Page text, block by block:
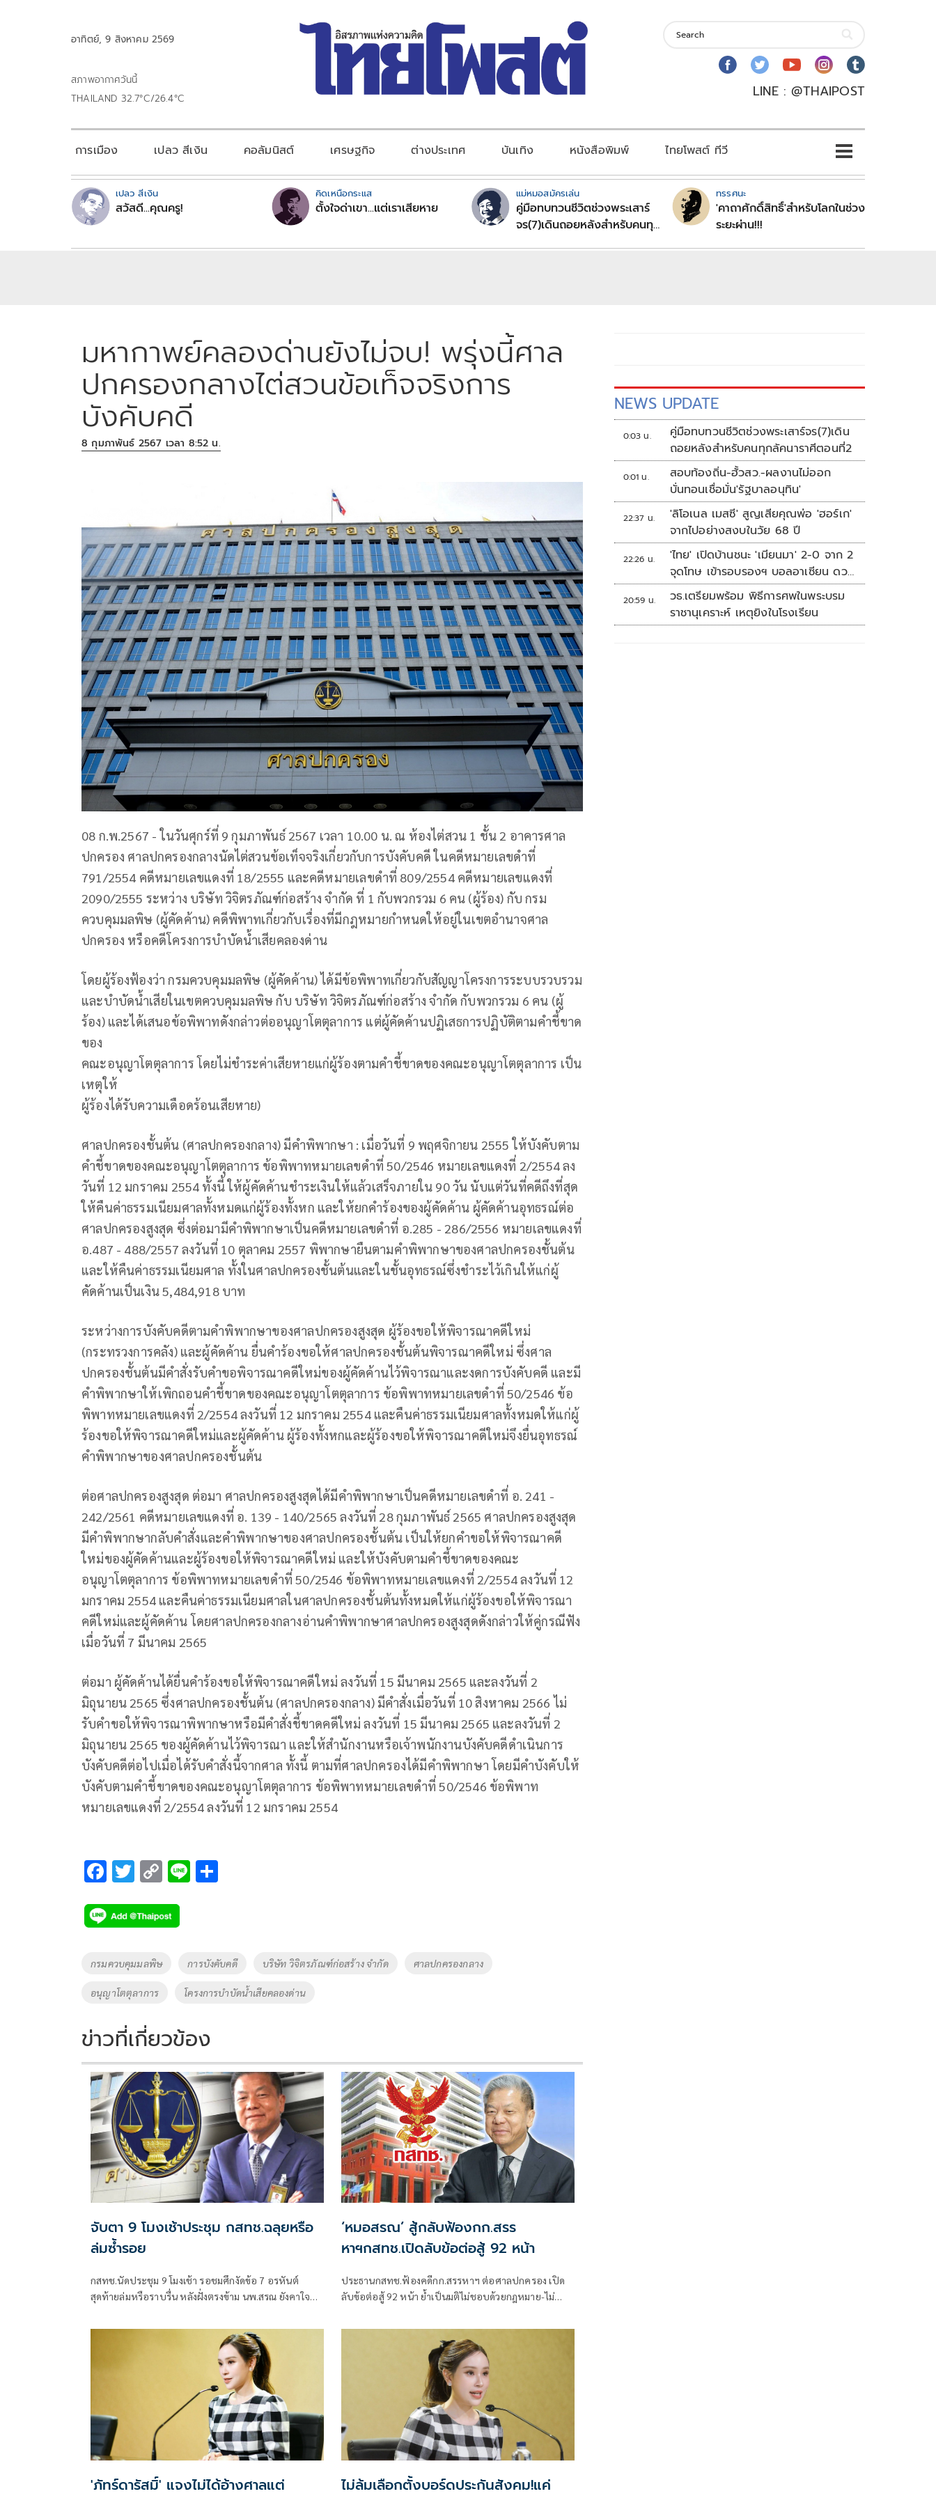
อาทิตย์, 9 สิงหาคม 2569
สภาพอากาศวันนี้
THAILAND 32.7°C/26.4°C
LINE : @THAIPOST
การเมือง เปลว สีเงิน คอลัมนิสต์ เศรษฐกิจ ต่างประเทศ บันเทิง หนังสือพิมพ์ ไทยโพสต์ ทีวี
เปลว สีเงิน
สวัสดี...คุณครู!
คิดเหนือกระแส
ตั้งใจด่าเขา...แต่เราเสียหาย
แม่หมอสมัครเล่น
คู่มือทบทวนชีวิตช่วงพระเสาร์
จร(7)เดินถอยหลังสำหรับคนทุก
ทรรศนะ
'คาถาศักดิ์สิทธิ์'สำหรับโลกในช่วง
ระยะผ่าน!!!
มหากาพย์คลองด่านยังไม่จบ! พรุ่งนี้ศาล
ปกครองกลางไต่สวนข้อเท็จจริงการ
บังคับคดี
8 กุมภาพันธ์ 2567 เวลา 8:52 น.
08 ก.พ.2567 - ในวันศุกร์ที่ 9 กุมภาพันธ์ 2567 เวลา 10.00 น. ณ ห้องไต่สวน 1 ชั้น 2 อาคารศาล
ปกครอง ศาลปกครองกลางนัดไต่สวนข้อเท็จจริงเกี่ยวกับการบังคับคดี ในคดีหมายเลขดำที่
791/2554 คดีหมายเลขแดงที่ 18/2555 และคดีหมายเลขดำที่ 809/2554 คดีหมายเลขแดงที่
2090/2555 ระหว่าง บริษัท วิจิตรภัณฑ์ก่อสร้าง จำกัด ที่ 1 กับพวกรวม 6 คน (ผู้ร้อง) กับ กรม
ควบคุมมลพิษ (ผู้คัดค้าน) คดีพิพาทเกี่ยวกับเรื่องที่มีกฎหมายกำหนดให้อยู่ในเขตอำนาจศาล
ปกครอง หรือคดีโครงการบำบัดน้ำเสียคลองด่าน
โดยผู้ร้องฟ้องว่า กรมควบคุมมลพิษ (ผู้คัดค้าน) ได้มีข้อพิพาทเกี่ยวกับสัญญาโครงการระบบรวบรวม
และบำบัดน้ำเสียในเขตควบคุมมลพิษ กับ บริษัท วิจิตรภัณฑ์ก่อสร้าง จำกัด กับพวกรวม 6 คน (ผู้
ร้อง) และได้เสนอข้อพิพาทดังกล่าวต่ออนุญาโตตุลาการ แต่ผู้คัดค้านปฏิเสธการปฏิบัติตามคำชี้ขาด
ของ
คณะอนุญาโตตุลาการ โดยไม่ชำระค่าเสียหายแก่ผู้ร้องตามคำชี้ขาดของคณะอนุญาโตตุลาการ เป็น
เหตุให้
ผู้ร้องได้รับความเดือดร้อนเสียหาย)
ศาลปกครองชั้นต้น (ศาลปกครองกลาง) มีคำพิพากษา : เมื่อวันที่ 9 พฤศจิกายน 2555 ให้บังคับตาม
คำชี้ขาดของคณะอนุญาโตตุลาการ ข้อพิพาทหมายเลขดำที่ 50/2546 หมายเลขแดงที่ 2/2554 ลง
วันที่ 12 มกราคม 2554 ทั้งนี้ ให้ผู้คัดค้านชำระเงินให้แล้วเสร็จภายใน 90 วัน นับแต่วันที่คดีถึงที่สุด
ให้คืนค่าธรรมเนียมศาลทั้งหมดแก่ผู้ร้องทั้งหก และให้ยกคำร้องของผู้คัดค้าน ผู้คัดค้านอุทธรณ์ต่อ
ศาลปกครองสูงสุด ซึ่งต่อมามีคำพิพากษาเป็นคดีหมายเลขดำที่ อ.285 - 286/2556 หมายเลขแดงที่
อ.487 - 488/2557 ลงวันที่ 10 ตุลาคม 2557 พิพากษายืนตามคำพิพากษาของศาลปกครองชั้นต้น
และให้คืนค่าธรรมเนียมศาล ทั้งในศาลปกครองชั้นต้นและในชั้นอุทธรณ์ซึ่งชำระไว้เกินให้แก่ผู้
คัดค้านเป็นเงิน 5,484,918 บาท
ระหว่างการบังคับคดีตามคำพิพากษาของศาลปกครองสูงสุด ผู้ร้องขอให้พิจารณาคดีใหม่
(กระทรวงการคลัง) และผู้คัดค้าน ยื่นคำร้องขอให้ศาลปกครองชั้นต้นพิจารณาคดีใหม่ ซึ่งศาล
ปกครองชั้นต้นมีคำสั่งรับคำขอพิจารณาคดีใหม่ของผู้คัดค้านไว้พิจารณาและงดการบังคับคดี และมี
คำพิพากษาให้เพิกถอนคำชี้ขาดของคณะอนุญาโตตุลาการ ข้อพิพาทหมายเลขดำที่ 50/2546 ข้อ
พิพาทหมายเลขแดงที่ 2/2554 ลงวันที่ 12 มกราคม 2554 และคืนค่าธรรมเนียมศาลทั้งหมดให้แก่ผู้
ร้องขอให้พิจารณาคดีใหม่และผู้คัดค้าน ผู้ร้องทั้งหกและผู้ร้องขอให้พิจารณาคดีใหม่จึงยื่นอุทธรณ์
คำพิพากษาของศาลปกครองชั้นต้น
ต่อศาลปกครองสูงสุด ต่อมา ศาลปกครองสูงสุดได้มีคำพิพากษาเป็นคดีหมายเลขดำที่ อ. 241 -
242/2561 คดีหมายเลขแดงที่ อ. 139 - 140/2565 ลงวันที่ 28 กุมภาพันธ์ 2565 ศาลปกครองสูงสุด
มีคำพิพากษากลับคำสั่งและคำพิพากษาของศาลปกครองชั้นต้น เป็นให้ยกคำขอให้พิจารณาคดี
ใหม่ของผู้คัดค้านและผู้ร้องขอให้พิจารณาคดีใหม่ และให้บังคับตามคำชี้ขาดของคณะ
อนุญาโตตุลาการ ข้อพิพาทหมายเลขดำที่ 50/2546 ข้อพิพาทหมายเลขแดงที่ 2/2554 ลงวันที่ 12
มกราคม 2554 และคืนค่าธรรมเนียมศาลในศาลปกครองชั้นต้นทั้งหมดให้แก่ผู้ร้องขอให้พิจารณา
คดีใหม่และผู้คัดค้าน โดยศาลปกครองกลางอ่านคำพิพากษาศาลปกครองสูงสุดดังกล่าวให้คู่กรณีฟัง
เมื่อวันที่ 7 มีนาคม 2565
ต่อมา ผู้คัดค้านได้ยื่นคำร้องขอให้พิจารณาคดีใหม่ ลงวันที่ 15 มีนาคม 2565 และลงวันที่ 2
มิถุนายน 2565 ซึ่งศาลปกครองชั้นต้น (ศาลปกครองกลาง) มีคำสั่งเมื่อวันที่ 10 สิงหาคม 2566 ไม่
รับคำขอให้พิจารณาพิพากษาหรือมีคำสั่งชี้ขาดคดีใหม่ ลงวันที่ 15 มีนาคม 2565 และลงวันที่ 2
มิถุนายน 2565 ของผู้คัดค้านไว้พิจารณา และให้สำนักงานหรือเจ้าพนักงานบังคับคดีดำเนินการ
บังคับคดีต่อไปเมื่อได้รับคำสั่งนี้จากศาล ทั้งนี้ ตามที่ศาลปกครองได้มีคำพิพากษา โดยมีคำบังคับให้
บังคับตามคำชี้ขาดของคณะอนุญาโตตุลาการ ข้อพิพาทหมายเลขดำที่ 50/2546 ข้อพิพาท
หมายเลขแดงที่ 2/2554 ลงวันที่ 12 มกราคม 2554
F
e
b
o
o
k
T
tt
er
C
p
y
Li
Li
Tags
กรมควบคุมมลพิษ การบังคับคดี บริษัท วิจิตรภัณฑ์ก่อสร้าง จำกัด ศาลปกครองกลาง
อนุญาโตตุลาการ โครงการบำบัดน้ำเสียคลองด่าน
ข่าวที่เกี่ยวข้อง
จับตา 9 โมงเช้าประชุม กสทช.ฉลุยหรือ
ล่มซ้ำรอย
กสทช.นัดประชุม 9 โมงเช้า รอชมศึกงัดข้อ 7 อรหันต์
สุดท้ายล่มหรือราบรื่น หลังฝั่งตรงข้าม นพ.สรณ ยังคาใจ
‘หมอสรณ’ สู้กลับฟ้องกก.สรร
หาฯกสทช.เปิดลับข้อต่อสู้ 92 หน้า
ประธานกสทช.ฟ้องคดีกก.สรรหาฯ ต่อศาลปกครอง เปิด
ลับข้อต่อสู้ 92 หน้า ย้ำเป็นมติไม่ชอบด้วยกฎหมาย-ไม่
นำชื่อขึ้นทูลเกล้าฯ
'ภัทร์ดารัสมิ์' แจงไม่ได้อ้างศาลแต่
ไม่ล้มเลือกตั้งบอร์ดประกันสังคม!แค่
NEWS UPDATE
0:03 น.
คู่มือทบทวนชีวิตช่วงพระเสาร์จร(7)เดิน
ถอยหลังสำหรับคนทุกลัคนาราศีตอนที่2
0:01 น.
สอบท้องถิ่น-ฮั้วสว.-ผลงานไม่ออก
บั่นทอนเชื่อมั่น'รัฐบาลอนุทิน'
22:37 น.
'ลิโอเนล เมสซี' สูญเสียคุณพ่อ 'ฮอร์เก'
จากไปอย่างสงบในวัย 68 ปี
22:26 น.
'ไทย' เปิดบ้านชนะ 'เมียนมา' 2-0 จาก 2
จุดโทษ เข้ารอบรองฯ บอลอาเซียน ดวล
'สิงคโปร์'
20:59 น.
วธ.เตรียมพร้อม พิธีการศพในพระบรม
ราชานุเคราะห์ เหตุยิงในโรงเรียน